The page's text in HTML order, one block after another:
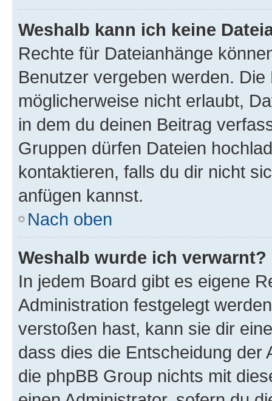
Weshalb kann ich keine
Rechte für Dateianhänge
Benutzer vergeben werden.
möglicherweise nicht erlaubt,
in dem du deinen Beitrag
Gruppen dürfen Dateien
kontaktieren, falls du dir nicht
anfügen kannst.
Nach oben
Weshalb wurde ich verwarnt?
In jedem Board gibt es eigene
Administration festgelegt
verstoßen hast, kann sie dir
dass dies die Entscheidung der
die phpBB Group nichts mit